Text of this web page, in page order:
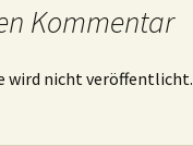
Kommentar
wird nicht veröffentlicht.